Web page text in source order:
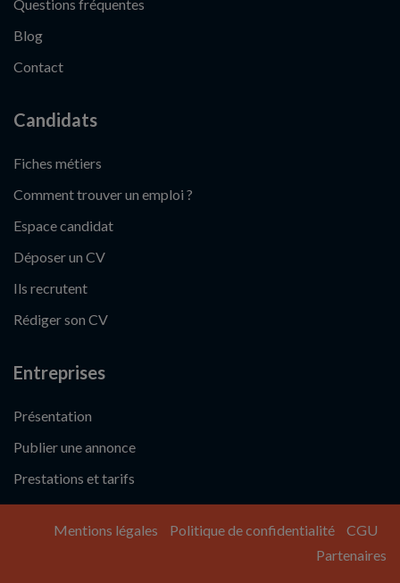
Questions fréquentes
Blog
Contact
Candidats
Fiches métiers
Comment trouver un emploi ?
Espace candidat
Déposer un CV
Ils recrutent
Rédiger son CV
Entreprises
Présentation
Publier une annonce
Prestations et tarifs
Mentions légales Politique de confidentialité
CGU
Partenaires